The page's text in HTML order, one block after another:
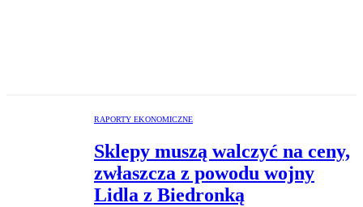
RAPORTY EKONOMICZNE
Sklepy muszą walczyć na ceny,
zwłaszcza z powodu wojny
Lidla z Biedronką